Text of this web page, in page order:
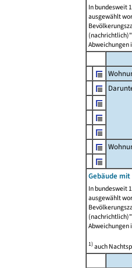
In bundesweit
ausgewählt
Abweichungen
Gebäude
In bundesweit
ausgewählt
Abweichungen
1)auch